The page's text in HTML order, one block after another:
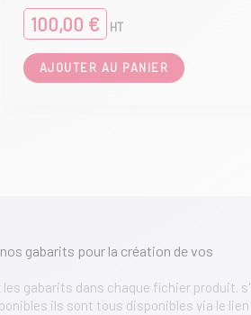
100,00 € HT
AJOUTER AU PANIER
gabarits pour la création de vos
les gabarits dans chaque fichier produit.
ils sont tous disponibles via le lien